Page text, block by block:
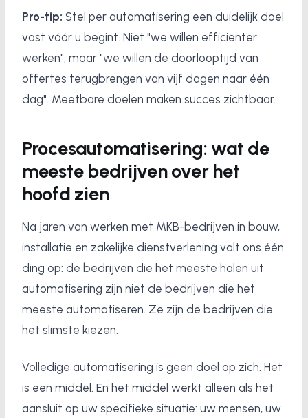
Pro-tip: Stel per automatisering een duidelijk doel
vast vóór u begint. Niet "we willen efficiënter
werken", maar "we willen de doorlooptijd van
offertes terugbrengen van vijf dagen naar één
dag". Meetbare doelen maken succes zichtbaar.
Procesautomatisering: wat de
meeste bedrijven over het
hoofd zien
Na jaren van werken met MKB-bedrijven in bouw,
installatie en zakelijke dienstverlening valt ons één
ding op: de bedrijven die het meeste halen uit
automatisering zijn niet de bedrijven die het
meeste automatiseren. Ze zijn de bedrijven die
het slimste kiezen.
Volledige automatisering is geen doel op zich. Het
is een middel. En het middel werkt alleen als het
aansluit op uw specifieke situatie: uw mensen, uw